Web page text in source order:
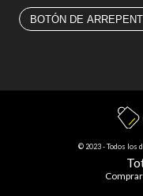
BOTÓN DE
© 2023 - Todos los